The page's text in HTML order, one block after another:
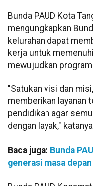
Bunda PAUD Kota
mengungkapkan
kelurahan dapat
kerja untuk
mewujudkan
"Satukan visi dan
memberikan layanan
pendidikan agar
dengan layak,"
Baca juga: Bunda
generasi masa depan